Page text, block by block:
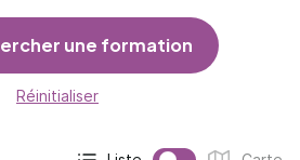
une formation
Réinitialiser